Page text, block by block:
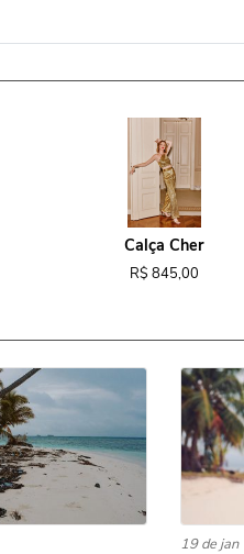
Calça Cher
R$ 845,00
19 de jan